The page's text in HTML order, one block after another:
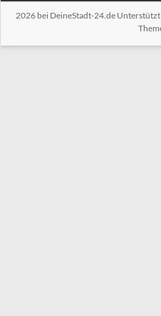
2026 bei DeineStadt-24.deUnterstützt